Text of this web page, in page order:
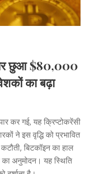
छुआ $80,000
का बढ़ा
कर गई, यह क्रिप्टोकरेंसी
ने इस वृद्धि को प्रभावित
बिटकॉइन का हाल
अनुमोदन। यह स्थिति